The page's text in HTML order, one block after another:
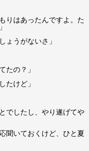
りはあったんですよ。た
ょうがないさ」
の？」
けど」
でしたし、やり遂げてや
聞いておくけど、ひと夏